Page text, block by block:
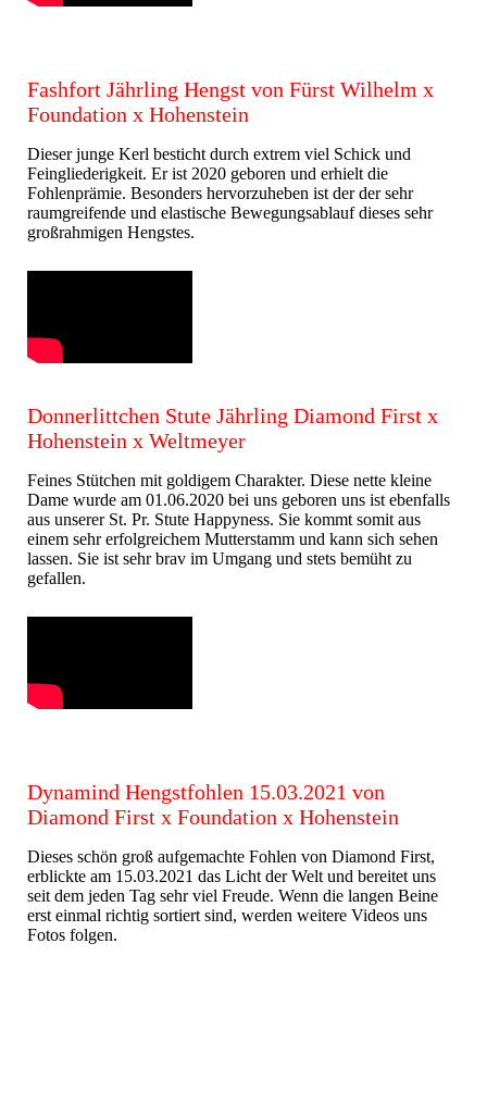
Fashfort Jährling Hengst von Fürst Wilhelm x
Foundation x Hohenstein
Dieser junge Kerl besticht durch extrem viel Schick und
Feingliederigkeit. Er ist 2020 geboren und erhielt die
Fohlenprämie. Besonders hervorzuheben ist der der sehr
raumgreifende und elastische Bewegungsablauf dieses sehr
großrahmigen Hengstes.
Donnerlittchen Stute Jährling Diamond First x
Hohenstein x Weltmeyer
Feines Stütchen mit goldigem Charakter. Diese nette kleine
Dame wurde am 01.06.2020 bei uns geboren uns ist ebenfalls
aus unserer St. Pr. Stute Happyness. Sie kommt somit aus
einem sehr erfolgreichem Mutterstamm und kann sich sehen
lassen. Sie ist sehr brav im Umgang und stets bemüht zu
gefallen.
Dynamind Hengstfohlen 15.03.2021 von
Diamond First x Foundation x Hohenstein
Dieses schön groß aufgemachte Fohlen von Diamond First,
erblickte am 15.03.2021 das Licht der Welt und bereitet uns
seit dem jeden Tag sehr viel Freude. Wenn die langen Beine
erst einmal richtig sortiert sind, werden weitere Videos uns
Fotos folgen.